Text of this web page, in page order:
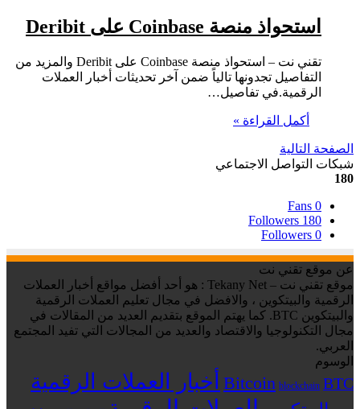
استحواذ منصة Coinbase على Deribit
تقني نت – استحواذ منصة Coinbase على Deribit والمزيد من
التفاصيل تجدونها تالياً ضمن آخر تحديثات أخبار العملات
الرقمية.في تفاصيل…
أكمل القراءة »
الصفحة التالية
شبكات التواصل الاجتماعي
180
0
Fans
180
Followers
0
Followers
عن موقع تقني نت
موقع تقني نت – Tekany Net : هو أحد أفضل مواقع أخبار العملات
الرقمية والبيتكوين ، والافضل في مجال تعليم العملات الرقمية
والبيتكوين BTC. كما يهتم الموقع بتقديم العديد من المقالات في
مجال التكنولوجيا والاقتصاد والعديد من المجالات التي تفيد المجتمع
العربي.
الوسوم
Bitcoin blockchain BTC أخبار العملات الرقمية